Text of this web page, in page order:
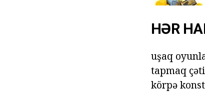
HƏR
uşaq
tapmaq
körpə